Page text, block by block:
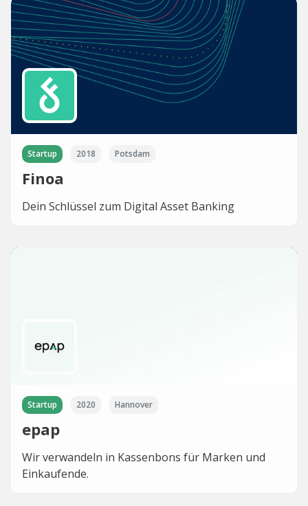
Startup 2018 Potsdam
Finoa
Dein Schlüssel zum Digital Asset Banking
Startup 2020 Hannover
epap
Wir verwandeln in Kassenbons für Marken und
Einkaufende.